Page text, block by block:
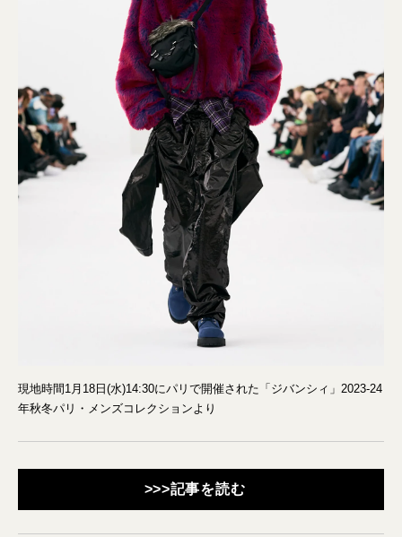
現地時間1月18日(水)14:30にパリで開催された「ジバンシィ」2023-24
年秋冬パリ・メンズコレクションより
>>>記事を読む